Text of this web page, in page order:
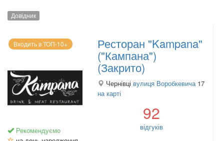
Довідник
Входить в ТОП-10+
Рекомендуємо
Ресторан "Kampana"
("Кампана")
(Закрито)
Чернівці вулиця Воробкевича 17
на карті
92
відгуків